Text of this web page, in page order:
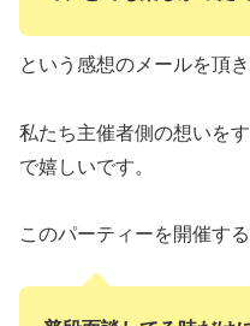
という感想のメールを頂き
私たち主催者側の想いを
で嬉しいです。
このパーティーを開催す